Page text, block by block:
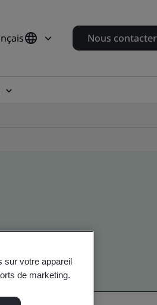
Nous contacter
sur votre appareil
de marketing.